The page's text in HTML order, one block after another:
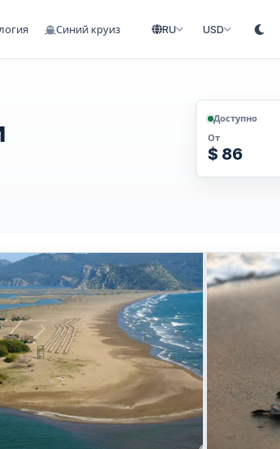
Синий круиз RU USD
Доступно
От
$ 86